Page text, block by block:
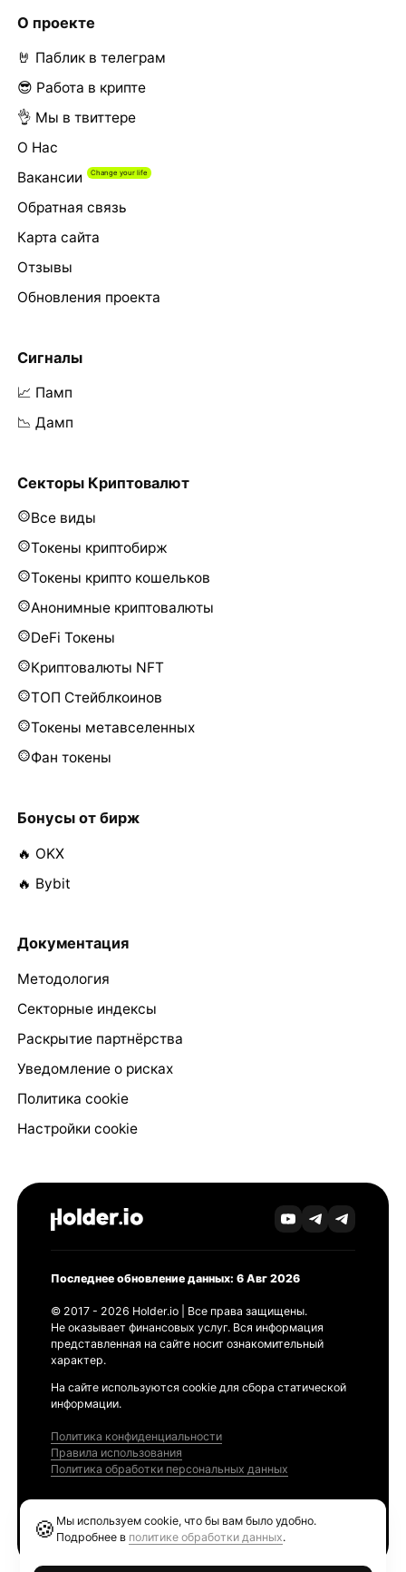
О проекте
🤘 Паблик в телеграм
😎 Работа в крипте
👌 Мы в твиттере
О Нас
Вакансии
Обратная связь
Карта сайта
Отзывы
Обновления проекта
Сигналы
📈 Памп
📉 Дамп
Секторы Криптовалют
Все виды
Токены криптобирж
Токены крипто кошельков
Анонимные криптовалюты
DeFi Токены
Криптовалюты NFT
ТОП Стейблкоинов
Токены метавселенных
Фан токены
Бонусы от бирж
🔥 OKX
🔥 Bybit
Документация
Методология
Секторные индексы
Раскрытие партнёрства
Уведомление о рисках
Политика cookie
Настройки cookie
Последнее обновление данных: 6 Авг 2026
© 2017 - 2026 Holder.io | Все права защищены.
Не оказывает финансовых услуг. Вся информация
представленная на сайте носит ознакомительный
характер.
На сайте используются cookie для сбора статической
информации.
Политика конфиденциальности
Правила использования
Политика обработки персональных данных
🍪 Мы используем cookie, что бы вам было удобно.
Подробнее в политике обработки данных.
Ethereum GAS Tracker